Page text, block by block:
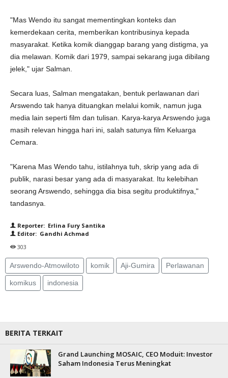
"Mas Wendo itu sangat mementingkan konteks dan
kemerdekaan cerita, memberikan kontribusinya kepada
masyarakat. Ketika komik dianggap barang yang distigma, ya
dia melawan. Komik dari 1979, sampai sekarang juga dibilang
jelek," ujar Salman.
Secara luas, Salman mengatakan, bentuk perlawanan dari
Arswendo tak hanya dituangkan melalui komik, namun juga
media lain seperti film dan tulisan. Karya-karya Arswendo juga
masih relevan hingga hari ini, salah satunya film Keluarga
Cemara.
"Karena Mas Wendo tahu, istilahnya tuh, skrip yang ada di
publik, narasi besar yang ada di masyarakat. Itu kelebihan
seorang Arswendo, sehingga dia bisa segitu produktifnya,"
tandasnya.
Reporter: Erlina Fury Santika
Editor: Gandhi Achmad
303
Arswendo-Atmowiloto komik Aji-Gumira Perlawanan
komikus indonesia
BERITA TERKAIT
Grand Launching MOSAIC, CEO Moduit: Investor
Saham Indonesia Terus Meningkat